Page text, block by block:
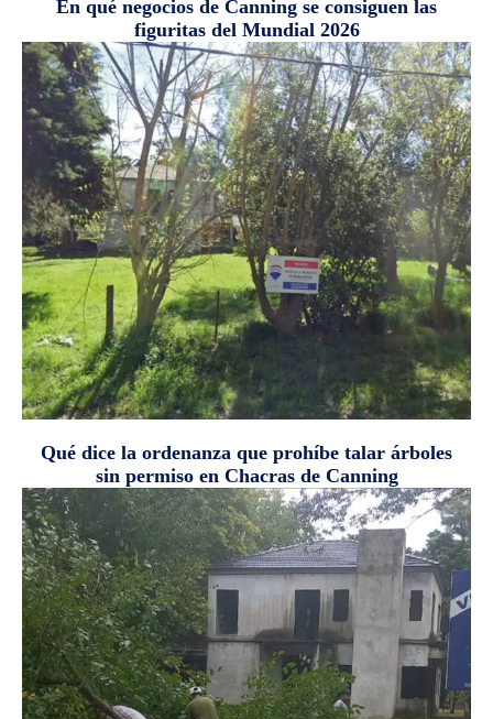
En qué negocios de Canning se consiguen las
figuritas del Mundial 2026
Qué dice la ordenanza que prohíbe talar árboles
sin permiso en Chacras de Canning